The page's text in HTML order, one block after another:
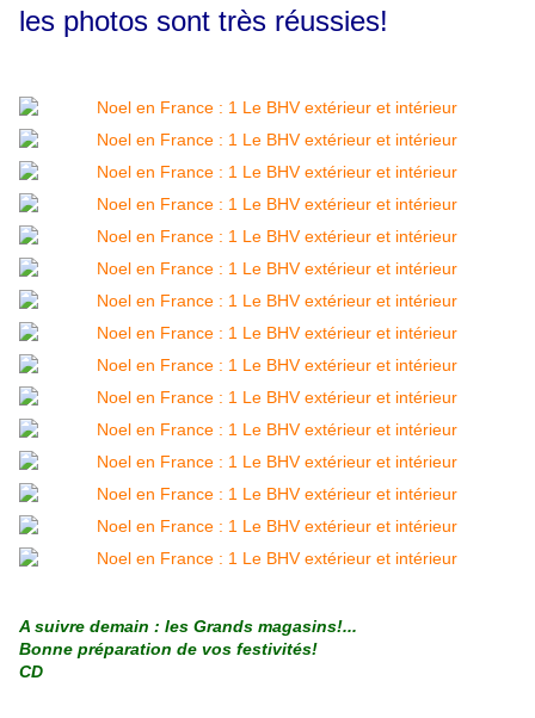
les photos sont très réussies!
A suivre demain : les Grands magasins!...
Bonne préparation de vos festivités!
CD